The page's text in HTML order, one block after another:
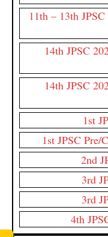
11th – 13th
14th JPSC
14th JPSC
1st
1st JPSC Pre/
2nd
3rd
3rd
4th